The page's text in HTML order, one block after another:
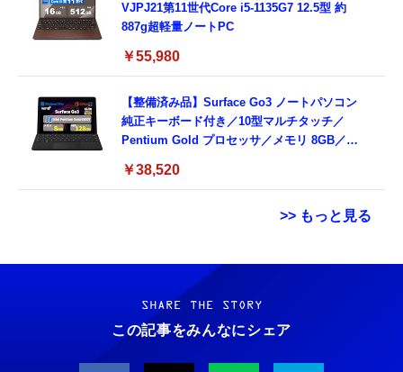
VJPJ21第11世代Core i5-1135G7 12.5型 約
887g超軽量ノートPC
￥55,980
【整備済み品】Surface Go3 ノートパソコン
純正キーボード付き／10型マルチタッチ／
Pentium Gold プロセッサ／メモリ 8GB／
Bluetooth5.0／USB-C／1080p顔認証カメラ
￥38,520
>> もっと見る
Grithope イヤホン タイプC【2026新モデル
耐久性】 有線イヤホン マイク付き HiFi音質
ノイズ低減 重低音 遅延なし
￥949
霊界コミュニケーションロボット BAKETAN
WARASHI ばけたん ワラシ 改 KAI
￥5,400
SHARE THE STORY
この記事をみんなにシェア